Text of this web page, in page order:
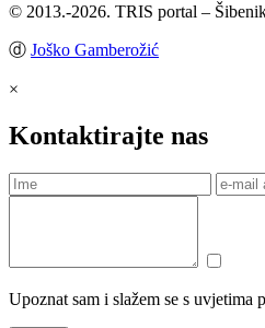
© 2013.-2026. TRIS portal –
ⓓ Joško Gamberožić
×
Kontaktirajte nas
Upoznat sam i slažem se s uvjetima